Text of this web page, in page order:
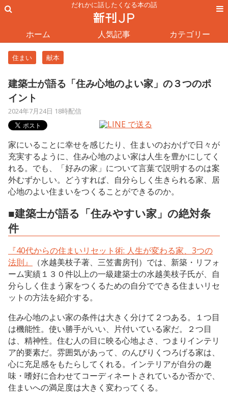
だれかに話したくなる本の話
ホーム 人気記事 カテゴリー
住まい 献本
建築士が語る「住み心地のよい家」の３つのポ
イント
2024年7月24日 18時配信
家にいることに幸せを感じたり、住まいのおかげで日々が
充実するように、住み心地のよい家は人生を豊かにしてく
れる。でも、「好みの家」について言葉で説明するのは案
外むずかしい。どうすれば、自分らしく生きられる家、居
心地のよい住まいをつくることができるのか。
■建築士が語る「住みやすい家」の絶対条
件
『40代からの住まいリセット術: 人生が変わる家、3つの
法則』
（水越美枝子著、三笠書房刊）では、新築・リフォ
ーム実績１３０件以上の一級建築士の水越美枝子氏が、自
分らしく住まう家をつくるための自分でできる住まいリセ
ットの方法を紹介する。
住み心地のよい家の条件は大きく分けて２つある。１つ目
は機能性。使い勝手がいい、片付いている家だ。２つ目
は、精神性。住む人の目に映る心地よさ、つまりインテリ
ア的要素だ。雰囲気があって、のんびりくつろげる家は、
心に充足感をもたらしてくれる。インテリアが自分の趣
味・嗜好に合わせてコーディネートされているか否かで、
住まいへの満足度は大きく変わってくる。